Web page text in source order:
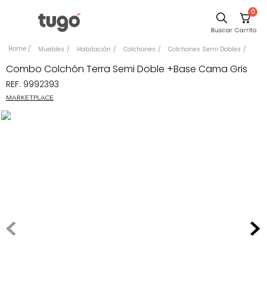
0
Muebles Habitación Colchones Colchones Semi Dobles
Combo Colchón Terra Semi Doble +Base Cama Gris
REF: 9992393
MARKETPLACE
Comedor
Escritorio